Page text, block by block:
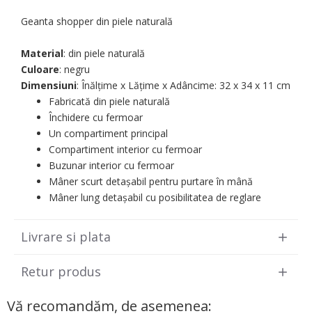
Geantа shopper din piele naturală
Material: din piele naturală
Culoare: negru
Dimensiuni: Înălțime x Lățime х Adâncime: 32 х 34 х 11 cm
Fabricată din piele naturală
Închidere cu fermoar
Un compartiment principal
Compartiment interior cu fermoar
Buzunar interior cu fermoar
Mâner scurt detașabil pentru purtare în mână
Mâner lung detașabil cu posibilitatea de reglare
Livrare si plata
Retur produs
Vă recomandăm, de asemenea: